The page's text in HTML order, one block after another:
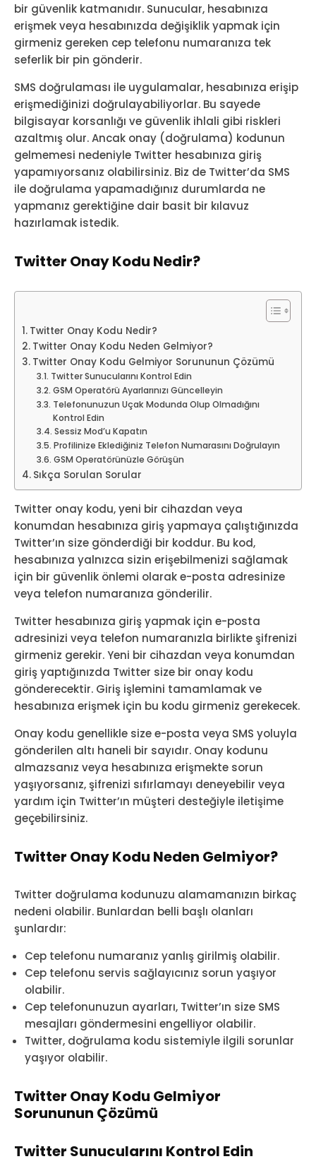
bir güvenlik katmanıdır. Sunucular, hesabınıza
erişmek veya hesabınızda değişiklik yapmak için
girmeniz gereken cep telefonu numaranıza tek
seferlik bir pin gönderir.
SMS doğrulaması ile uygulamalar, hesabınıza erişip
erişmediğinizi doğrulayabiliyorlar. Bu sayede
bilgisayar korsanlığı ve güvenlik ihlali gibi riskleri
azaltmış olur. Ancak onay (doğrulama) kodunun
gelmemesi nedeniyle Twitter hesabınıza giriş
yapamıyorsanız olabilirsiniz. Biz de Twitter’da SMS
ile doğrulama yapamadığınız durumlarda ne
yapmanız gerektiğine dair basit bir kılavuz
hazırlamak istedik.
Twitter Onay Kodu Nedir?
Twitter Onay Kodu Nedir?
Twitter Onay Kodu Neden Gelmiyor?
Twitter Onay Kodu Gelmiyor Sorununun Çözümü
Twitter Sunucularını Kontrol Edin
GSM Operatörü Ayarlarınızı Güncelleyin
Telefonunuzun Uçak Modunda Olup Olmadığını
Kontrol Edin
Sessiz Mod’u Kapatın
Profilinize Eklediğiniz Telefon Numarasını Doğrulayın
GSM Operatörünüzle Görüşün
Sıkça Sorulan Sorular
Twitter onay kodu, yeni bir cihazdan veya
konumdan hesabınıza giriş yapmaya çalıştığınızda
Twitter’ın size gönderdiği bir koddur. Bu kod,
hesabınıza yalnızca sizin erişebilmenizi sağlamak
için bir güvenlik önlemi olarak e-posta adresinize
veya telefon numaranıza gönderilir.
Twitter hesabınıza giriş yapmak için e-posta
adresinizi veya telefon numaranızla birlikte şifrenizi
girmeniz gerekir. Yeni bir cihazdan veya konumdan
giriş yaptığınızda Twitter size bir onay kodu
gönderecektir. Giriş işlemini tamamlamak ve
hesabınıza erişmek için bu kodu girmeniz gerekecek.
Onay kodu genellikle size e-posta veya SMS yoluyla
gönderilen altı haneli bir sayıdır. Onay kodunu
almazsanız veya hesabınıza erişmekte sorun
yaşıyorsanız, şifrenizi sıfırlamayı deneyebilir veya
yardım için Twitter’ın müşteri desteğiyle iletişime
geçebilirsiniz.
Twitter Onay Kodu Neden Gelmiyor?
Twitter doğrulama kodunuzu alamamanızın birkaç
nedeni olabilir. Bunlardan belli başlı olanları
şunlardır:
Cep telefonu numaranız yanlış girilmiş olabilir.
Cep telefonu servis sağlayıcınız sorun yaşıyor
olabilir.
Cep telefonunuzun ayarları, Twitter’ın size SMS
mesajları göndermesini engelliyor olabilir.
Twitter, doğrulama kodu sistemiyle ilgili sorunlar
yaşıyor olabilir.
Twitter Onay Kodu Gelmiyor
Sorununun Çözümü
Twitter Sunucularını Kontrol Edin